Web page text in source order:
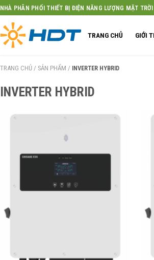
Skip
to
content
NHÀ PHÂN PHỐI THIẾT BỊ ĐIỆN NĂNG LƯỢNG MẶT
TRANG CHỦ GIỚI
TRANG CHỦ / SẢN PHẨM / INVERTER HYBRID
INVERTER HYBRID